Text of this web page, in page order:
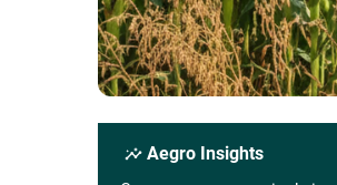
insights Aegro Insights